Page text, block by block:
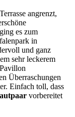
angrenzt,
es zum
in
und ganz
sehr leckerem
Überraschungen
Einfach toll, dass
vorbereitet